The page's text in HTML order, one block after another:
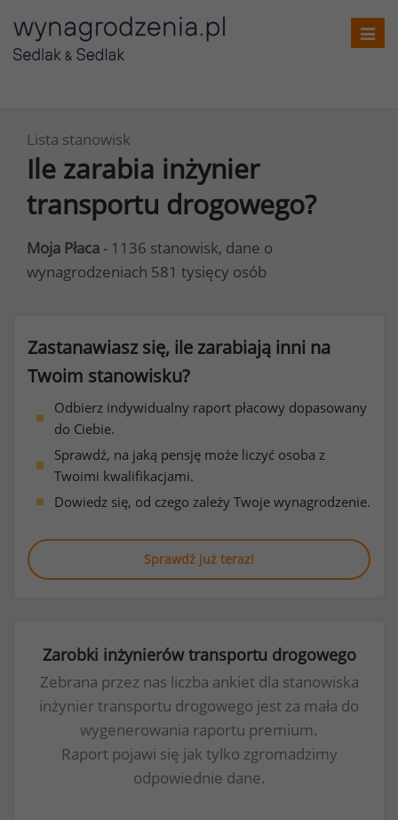
Lista stanowisk
Ile zarabia inżynier
transportu drogowego?
Moja Płaca - 1136 stanowisk, dane o
wynagrodzeniach 581 tysięcy osób
Zastanawiasz się, ile zarabiają inni na
Twoim stanowisku?
Odbierz indywidualny raport płacowy dopasowany
do Ciebie.
Sprawdź, na jaką pensję może liczyć osoba z
Twoimi kwalifikacjami.
Dowiedz się, od czego zależy Twoje wynagrodzenie.
Sprawdź już teraz!
Zarobki inżynierów transportu drogowego
Zebrana przez nas liczba ankiet dla stanowiska
inżynier transportu drogowego jest za mała do
wygenerowania raportu premium.
Raport pojawi się jak tylko zgromadzimy
odpowiednie dane.